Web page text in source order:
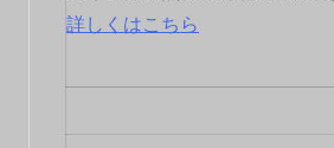
詳しくはこちら